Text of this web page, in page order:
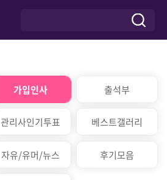
가입인사 출석부
관리사인기투표 베스트갤러리
자유/유머/뉴스 후기모음